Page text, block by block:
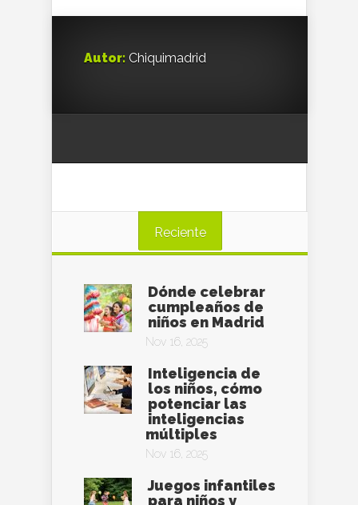
Autor: Chiquimadrid
Reciente
Dónde celebrar
cumpleaños de
niños en Madrid
Nov 16, 2025
Inteligencia de
los niños, cómo
potenciar las
inteligencias
múltiples
Nov 16, 2025
Juegos infantiles
para niños y